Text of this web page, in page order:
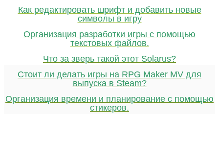
Как редактировать шрифт и добавить новые
символы в игру
Организация разработки игры с помощью
текстовых файлов.
Что за зверь такой этот Solarus?
Стоит ли делать игры на RPG Maker MV для
выпуска в Steam?
Организация времени и планирование с помощью
стикеров.